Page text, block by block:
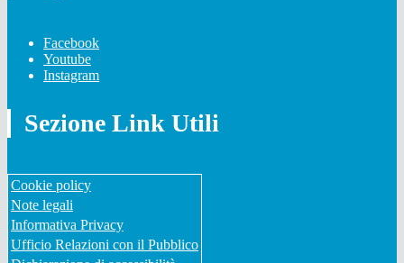
Facebook
Youtube
Instagram
Sezione Link Utili
Cookie policy
Note legali
Informativa Privacy
Ufficio Relazioni con il Pubblico